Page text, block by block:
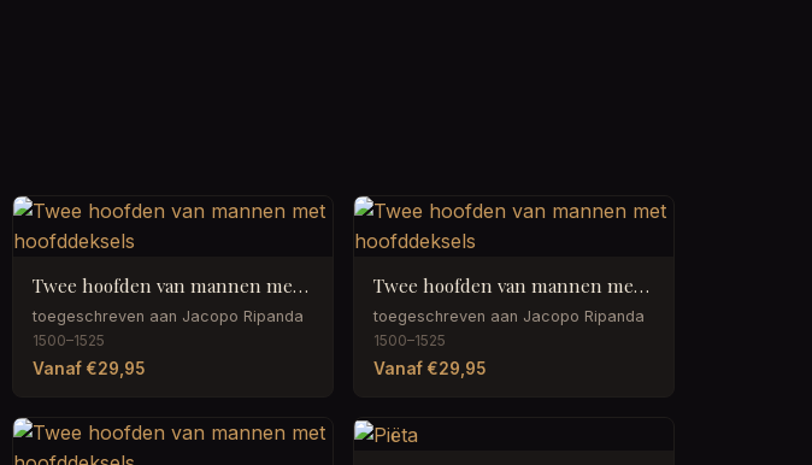
Twee hoofden van mannen met hoofddeksels
toegeschreven aan Jacopo Ripanda
1500–1525
Vanaf €29,95
Twee hoofden van mannen met hoofddeksels
toegeschreven aan Jacopo Ripanda
1500–1525
Vanaf €29,95